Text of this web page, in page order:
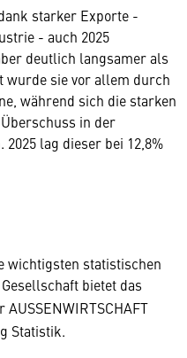
starker Exporte -
- auch 2025
deutlich langsamer als
wurde sie vor allem durch
während sich die starken
in der
lag dieser bei 12,8%
wichtigsten statistischen
bietet das
AUSSENWIRTSCHAFT
Statistik.